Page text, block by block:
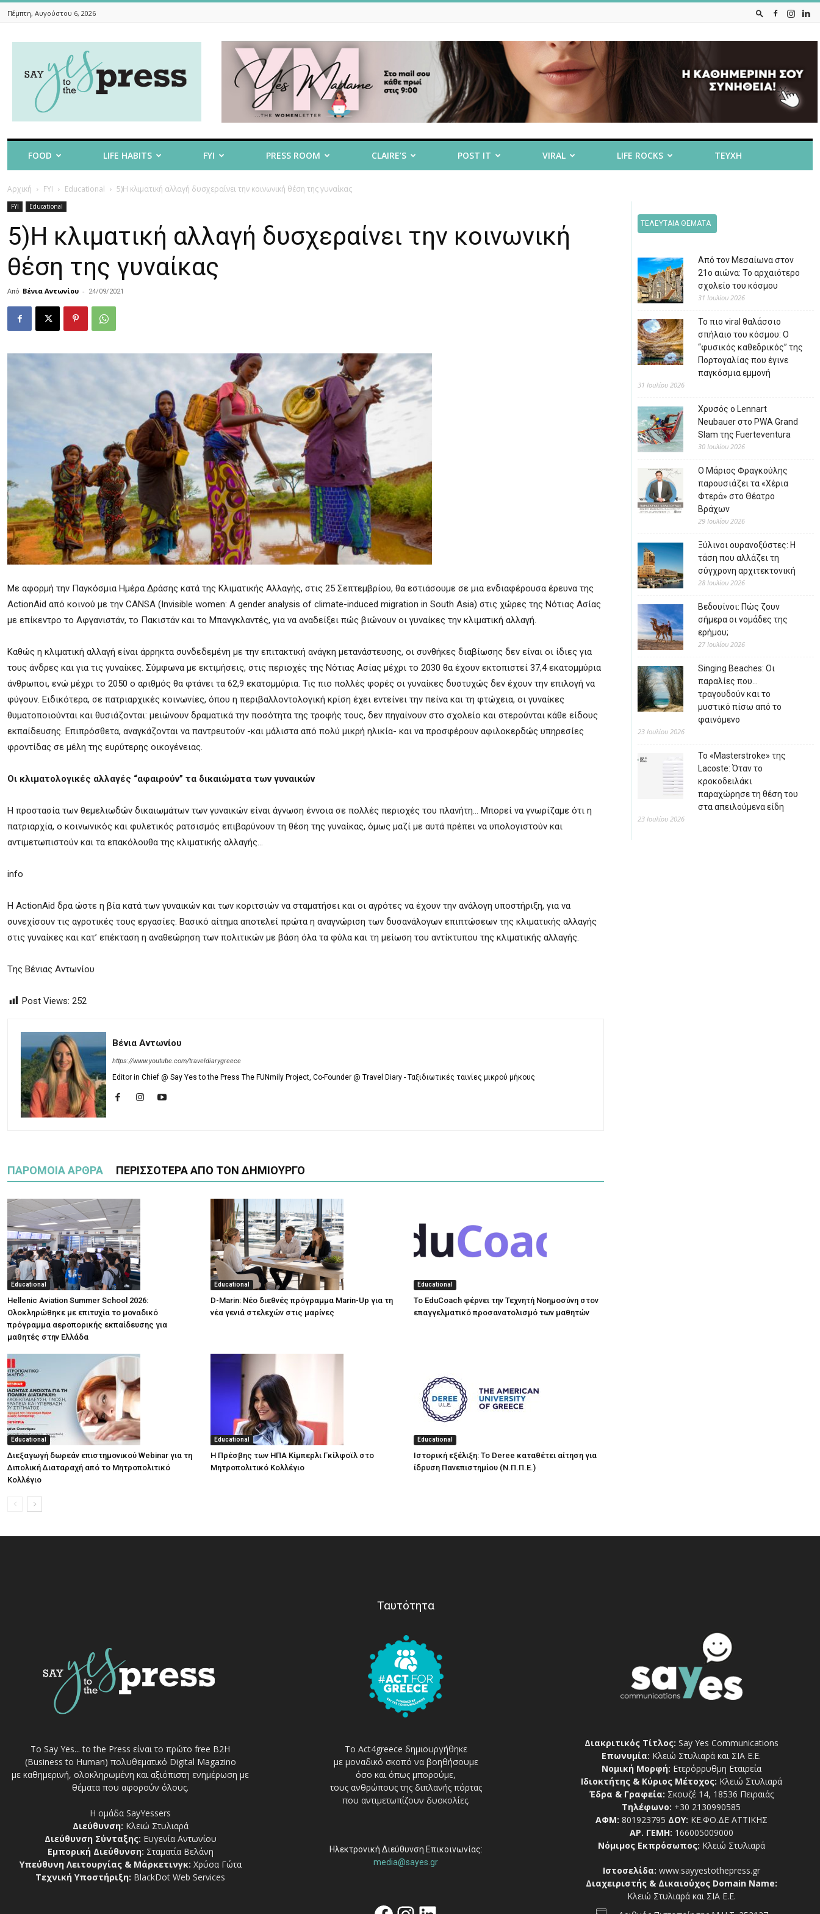
Πέμπτη, Αυγούστου 6, 2026
To
The
FOOD LIFE HABITS FYI PRESS ROOM CLAIRE’S POST IT VIRAL LIFE ROCKS ΤΕΥΧΗ
Αρχική FYI Educational 5)Η κλιματική αλλαγή δυσχεραίνει την κοινωνική θέση της γυναίκας
FYI Educational
5)Η κλιματική αλλαγή δυσχεραίνει την κοινωνική
θέση της γυναίκας
Από Βένια Αντωνίου - 24/09/2021
Με αφορμή την Παγκόσμια Ημέρα Δράσης κατά της Κλιματικής Αλλαγής, στις 25 Σεπτεμβρίου, θα εστιάσουμε σε μια ενδιαφέρουσα έρευνα της
ActionAid από κοινού με την CANSA (Invisible women: A gender analysis of climate-induced migration in South Asia) στις χώρες της Νότιας Ασίας
με επίκεντρο το Αφγανιστάν, το Πακιστάν και το Μπανγκλαντές, για να αναδείξει πώς βιώνουν οι γυναίκες την κλιματική αλλαγή.
Καθώς η κλιματική αλλαγή είναι άρρηκτα συνδεδεμένη με την επιτακτική ανάγκη μετανάστευσης, οι συνθήκες διαβίωσης δεν είναι οι ίδιες για
τους άνδρες και για τις γυναίκες. Σύμφωνα με εκτιμήσεις, στις περιοχές της Νότιας Ασίας μέχρι το 2030 θα έχουν εκτοπιστεί 37,4 εκατομμύρια
άνθρωποι, ενώ μέχρι το 2050 ο αριθμός θα φτάνει τα 62,9 εκατομμύρια. Τις πιο πολλές φορές οι γυναίκες δυστυχώς δεν έχουν την επιλογή να
φύγουν. Ειδικότερα, σε πατριαρχικές κοινωνίες, όπου η περιβαλλοντολογική κρίση έχει εντείνει την πείνα και τη φτώχεια, οι γυναίκες
θυματοποιούνται και θυσιάζονται: μειώνουν δραματικά την ποσότητα της τροφής τους, δεν πηγαίνουν στο σχολείο και στερούνται κάθε είδους
εκπαίδευσης. Επιπρόσθετα, αναγκάζονται να παντρευτούν -και μάλιστα από πολύ μικρή ηλικία- και να προσφέρουν αφιλοκερδώς υπηρεσίες
φροντίδας σε μέλη της ευρύτερης οικογένειας.
Οι κλιματολογικές αλλαγές “αφαιρούν” τα δικαιώματα των γυναικών
Η προστασία των θεμελιωδών δικαιωμάτων των γυναικών είναι άγνωση έννοια σε πολλές περιοχές του πλανήτη… Μπορεί να γνωρίζαμε ότι η
πατριαρχία, ο κοινωνικός και φυλετικός ρατσισμός επιβαρύνουν τη θέση της γυναίκας, όμως μαζί με αυτά πρέπει να υπολογιστούν και
αντιμετωπιστούν και τα επακόλουθα της κλιματικής αλλαγής…
info
Η ActionAid δρα ώστε η βία κατά των γυναικών και των κοριτσιών να σταματήσει και οι αγρότες να έχουν την ανάλογη υποστήριξη, για να
συνεχίσουν τις αγροτικές τους εργασίες. Βασικό αίτημα αποτελεί πρώτα η αναγνώριση των δυσανάλογων επιπτώσεων της κλιματικής αλλαγής
στις γυναίκες και κατ’ επέκταση η αναθεώρηση των πολιτικών με βάση όλα τα φύλα και τη μείωση του αντίκτυπου της κλιματικής αλλαγής.
Tης Βένιας Αντωνίου
Post Views: 252
Βένια Αντωνίου
https://www.youtube.com/traveldiarygreece
Editor in Chief @ Say Yes to the Press The FUNmily Project, Co-Founder @ Travel Diary - Ταξιδιωτικές ταινίες μικρού μήκους
ΠΑΡΟΜΟΙΑ ΑΡΘΡΑ ΠΕΡΙΣΣΟΤΕΡΑ ΑΠΟ ΤΟΝ ΔΗΜΙΟΥΡΓΟ
Educational
Hellenic Aviation Summer School 2026:
Ολοκληρώθηκε με επιτυχία το μοναδικό
πρόγραμμα αεροπορικής εκπαίδευσης για
μαθητές στην Ελλάδα
Educational
D-Marin: Νέο διεθνές πρόγραμμα Marin-Up για τη
νέα γενιά στελεχών στις μαρίνες
Educational
Το EduCoach φέρνει την Τεχνητή Νοημοσύνη στον
επαγγελματικό προσανατολισμό των μαθητών
Educational
Διεξαγωγή δωρεάν επιστημονικού Webinar για τη
Διπολική Διαταραχή από το Μητροπολιτικό
Κολλέγιο
Educational
Η Πρέσβης των ΗΠΑ Κίμπερλι Γκίλφοϊλ στο
Μητροπολιτικό Κολλέγιο
Educational
Ιστορική εξέλιξη: Το Deree καταθέτει αίτηση για
ίδρυση Πανεπιστημίου (Ν.Π.Π.Ε.)
ΤΕΛΕΥΤΑΙΑ ΘΕΜΑΤΑ
Από τον Μεσαίωνα στον
21ο αιώνα: Το αρχαιότερο
σχολείο του κόσμου
31 Ιουλίου 2026
Το πιο viral θαλάσσιο
σπήλαιο του κόσμου: Ο
“φυσικός καθεδρικός” της
Πορτογαλίας που έγινε
παγκόσμια εμμονή
31 Ιουλίου 2026
Χρυσός ο Lennart
Neubauer στο PWA Grand
Slam της Fuerteventura
30 Ιουλίου 2026
Ο Μάριος Φραγκούλης
παρουσιάζει τα «Χέρια
Φτερά» στο Θέατρο
Βράχων
29 Ιουλίου 2026
Ξύλινοι ουρανοξύστες: Η
τάση που αλλάζει τη
σύγχρονη αρχιτεκτονική
28 Ιουλίου 2026
Βεδουίνοι: Πώς ζουν
σήμερα οι νομάδες της
ερήμου;
27 Ιουλίου 2026
Singing Beaches: Οι
παραλίες που…
τραγουδούν και το
μυστικό πίσω από το
φαινόμενο
23 Ιουλίου 2026
Το «Masterstroke» της
Lacoste: Όταν το
κροκοδειλάκι
παραχώρησε τη θέση του
στα απειλούμενα είδη
23 Ιουλίου 2026
Το Say Yes... to the Press είναι το πρώτο free Β2Η
(Business to Human) πολυθεματικό Digital Magazino
με καθημερινή, ολοκληρωμένη και αξιόπιστη ενημέρωση με
θέματα που αφορούν όλους.
Η ομάδα SayYessers
Διεύθυνση: Κλειώ Στυλιαρά
Διεύθυνση Σύνταξης: Ευγενία Αντωνίου
Εμπορική Διεύθυνση: Σταματία Βελάνη
Υπεύθυνη Λειτουργίας & Μάρκετινγκ: Χρύσα Γώτα
Τεχνική Υποστήριξη: BlackDot Web Services
Ταυτότητα
Το Act4greece δημιουργήθηκε
με μοναδικό σκοπό να βοηθήσουμε
όσο και όπως μπορούμε,
τους ανθρώπους της διπλανής πόρτας
που αντιμετωπίζουν δυσκολίες.
Ηλεκτρονική Διεύθυνση Επικοινωνίας:
media@sayes.gr
Διακριτικός Τίτλος: Say Yes Communications
Επωνυμία: Κλειώ Στυλιαρά και ΣΙΑ Ε.Ε.
Νομική Μορφή: Ετερόρρυθμη Εταιρεία
Ιδιοκτήτης & Κύριος Μέτοχος: Κλειώ Στυλιαρά
Έδρα & Γραφεία: Σκουζέ 14, 18536 Πειραιάς
Τηλέφωνο: +30 2130990585
ΑΦΜ: 801923795 ΔΟΥ: ΚΕ.ΦΟ.ΔΕ ΑΤΤΙΚΗΣ
ΑΡ. ΓΕΜΗ: 166005009000
Νόμιμος Εκπρόσωπος: Κλειώ Στυλιαρά
Ιστοσελίδα: www.sayyestothepress.gr
Διαχειριστής & Δικαιούχος Domain Name:
Κλειώ Στυλιαρά και ΣΙΑ Ε.Ε.